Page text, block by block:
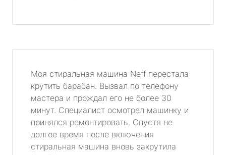
Моя стиральная машина Neff перестала
крутить барабан. Вызвал по телефону
мастера и прождал его не более 30
минут. Специалист осмотрел машинку и
принялся ремонтировать. Спустя не
долгое время после включения
стиральная машина вновь закрутила